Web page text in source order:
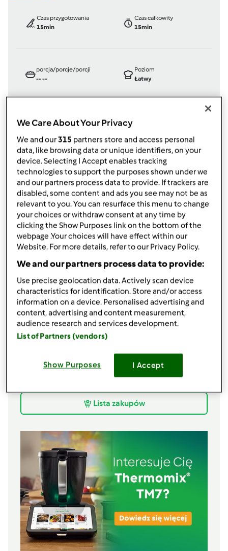
Czas przygotowania
15min
Czas całkowity
15min
porcja/porcje/porcji
----
Poziom
Łatwy
TM 6
przezActiDiet
opublikowany: 20/11/23
zmieniono dnia: 22/11/23
Dodaj do moich kolekcji
podziel się przepisem
Stwórz wariant
Składniki
Owsianka cynamonowa z gruszką
130ggruszki,1 sztuka, pokrojona na kawałki
70gpłatków owsianych
orzechów włoskich, łuskanych
Lista zakupów
We Care About Your Privacy
We and our315 partners store and access personal
data, like browsing data or unique identifiers, on your
device. Selecting I Accept enables tracking
technologies to support the purposes shown under we
and our partners process data to provide. If trackers are
disabled, some content and ads you see may not be as
relevant to you. You can resurface this menu to change
your choices or withdraw consent at any time by
clicking the Show Purposes link on the bottom of the
webpage .Your choices will have effect within our
Website. For more details, refer to our Privacy Policy.
We and our partners process data to provide:
Use precise geolocation data. Actively scan device
characteristics for identification. Store and/or access
information on a device. Personalised advertising and
content, advertising and content measurement,
audience research and services development.
List of Partners (vendors)
Show Purposes I Accept